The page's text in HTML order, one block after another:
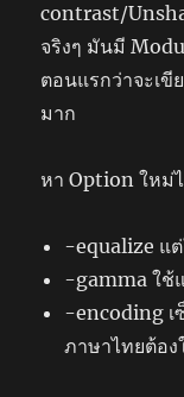
contrast/
จริงๆ มันมี
ตอนแรกว่าจะเขี
มาก
หา Option ใหม่
-equalize แต่
-gamma ใช้
-encoding เ
ภาษาไทยต้อ